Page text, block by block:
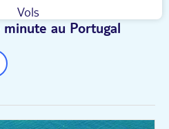
Vols
au Portugal